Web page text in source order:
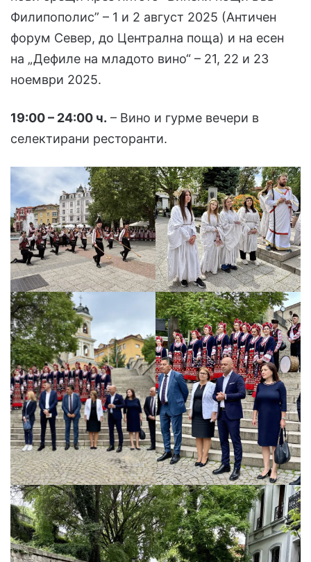
Филипополис” – 1 и 2 август 2025 (Античен
форум Север, до Централна поща) и на есен
на „Дефиле на младото вино“ – 21, 22 и 23
ноември 2025.
19:00 – 24:00 ч. – Вино и гурме вечери в
селектирани ресторанти.